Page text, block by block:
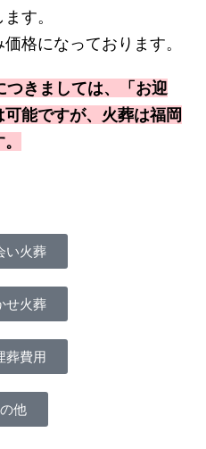
す。
格になっております。
きましては、「お迎
能ですが、火葬は福岡
い火葬
せ火葬
葬費用
他